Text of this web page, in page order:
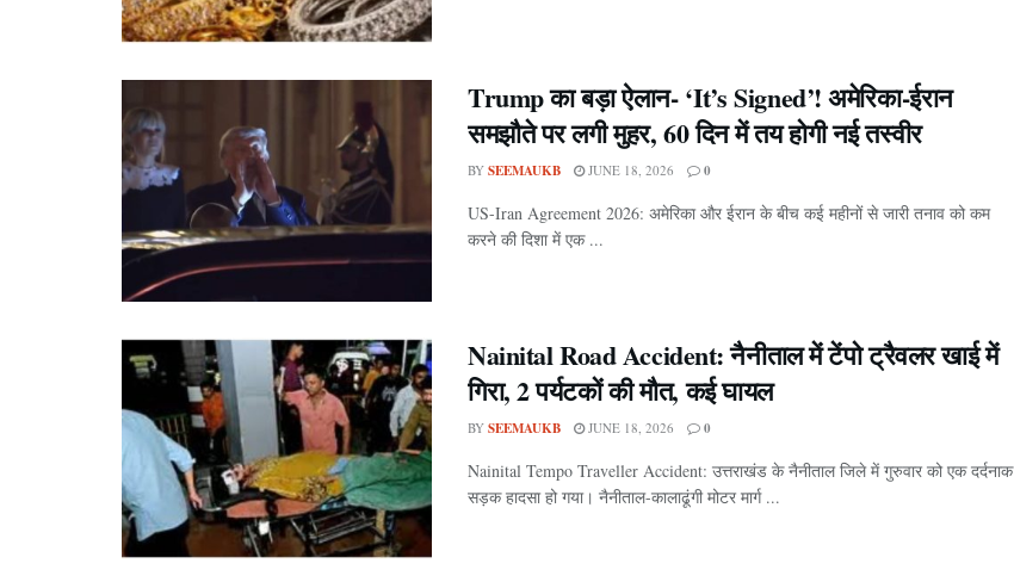
Trump का बड़ा ऐलान- ‘It’s Signed’! अमेरिका-ईरान
समझौते पर लगी मुहर, 60 दिन में तय होगी नई तस्वीर
BY SEEMAUKB JUNE 18, 2026 0
US-Iran Agreement 2026: अमेरिका और ईरान के बीच कई महीनों से जारी तनाव को कम
करने की दिशा में एक ...
Nainital Road Accident: नैनीताल में टेंपो ट्रैवलर खाई में
गिरा, 2 पर्यटकों की मौत, कई घायल
BY SEEMAUKB JUNE 18, 2026 0
Nainital Tempo Traveller Accident: उत्तराखंड के नैनीताल जिले में गुरुवार को एक दर्दनाक
सड़क हादसा हो गया। नैनीताल-कालाढूंगी मोटर मार्ग ...